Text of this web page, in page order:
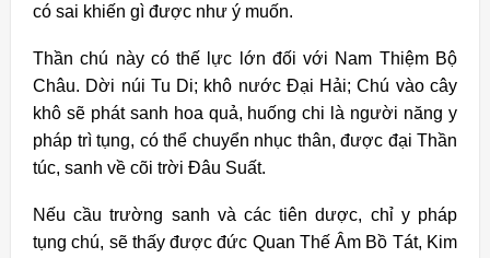
có sai khiến gì được như ý muốn.
Thần chú này có thế lực lớn đối với Nam Thiệm Bộ
Châu. Dời núi Tu Di; khô nước Đại Hải; Chú vào cây
khô sẽ phát sanh hoa quả, huống chi là người năng y
pháp trì tụng, có thể chuyển nhục thân, được đại Thần
túc, sanh về cõi trời Đâu Suất.
Nếu cầu trường sanh và các tiên dược, chỉ y pháp
tụng chú, sẽ thấy được đức Quan Thế Âm Bồ Tát, Kim